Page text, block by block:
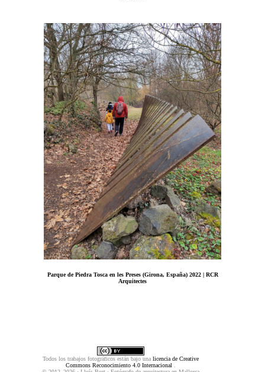
Parque de Piedra Tosca en les Preses (Girona, España) 2022 | RCR
Arquitectes
Todos los trabajos fotográficos están bajo una licencia de Creative
Commons Reconocimiento 4.0 Internacional